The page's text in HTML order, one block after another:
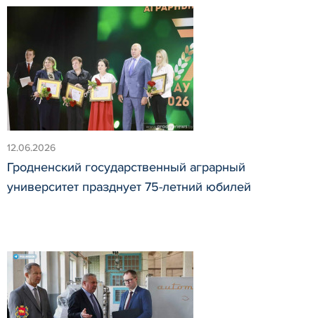
12.06.2026
Гродненский государственный аграрный
университет празднует 75-летний юбилей